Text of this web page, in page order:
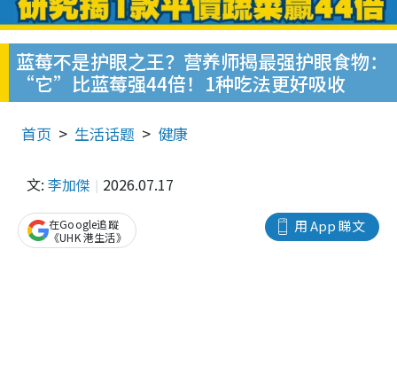
蓝莓不是护眼之王？营养师揭最强护眼食物：
“它”比蓝莓强44倍！1种吃法更好吸收
首页 生活话题 健康
文: 李加傑 2026.07.17
用 App 睇文
在Google追蹤
《UHK 港生活》